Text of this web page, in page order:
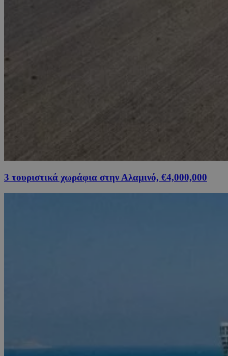
3 τουριστικά χωράφια στην Αλαμινό, €4,000,000